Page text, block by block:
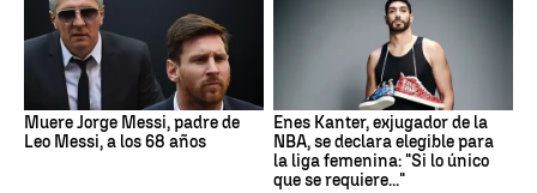
Muere Jorge Messi, padre de
Leo Messi, a los 68 años
Enes Kanter, exjugador de la
NBA, se declara elegible para
la liga femenina: "Si lo único
que se requiere..."